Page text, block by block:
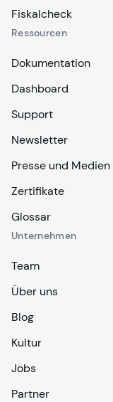
Fiskalcheck
Ressourcen
Dokumentation
Dashboard
Support
Newsletter
Presse und Medien
Zertifikate
Glossar
Unternehmen
Team
Über uns
Blog
Kultur
Jobs
Partner